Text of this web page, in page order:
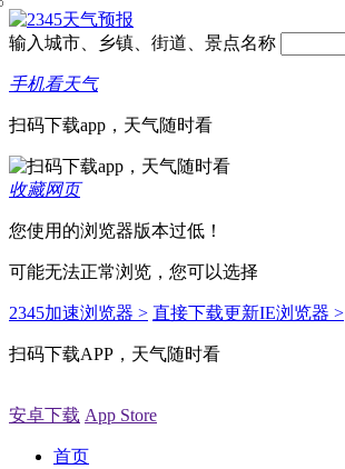
输入城市、乡镇、街道、景点名称
手机看天气
扫码下载app，天气随时看
收藏网页
您使用的浏览器版本过低！
可能无法正常浏览，您可以选择
2345加速浏览器 > 直接下载更新IE浏览器 >
扫码下载APP，天气随时看
安卓下载 App Store
首页